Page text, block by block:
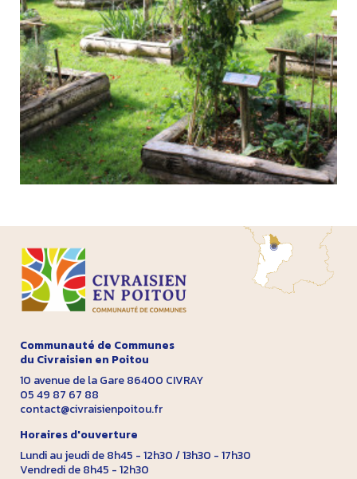
Communauté de Communes
du Civraisien en Poitou
10 avenue de la Gare 86400 CIVRAY
05 49 87 67 88
contact@civraisienpoitou.fr
Horaires d'ouverture
Lundi au jeudi de 8h45 - 12h30 / 13h30 - 17h30
Vendredi de 8h45 - 12h30